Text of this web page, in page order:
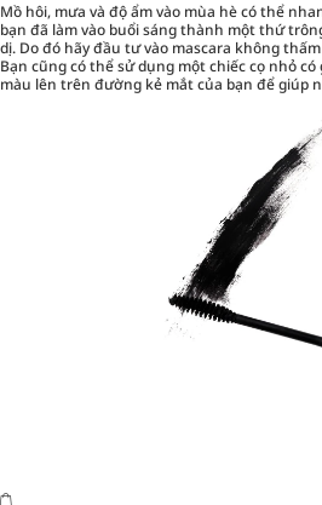
Mồ hôi, mưa và độ ẩm vào mùa hè có thể
bạn đã làm vào buổi sáng thành một thứ
dị. Do đó hãy đầu tư vào mascara không
Bạn cũng có thể sử dụng một chiếc cọ nhỏ
màu lên trên đường kẻ mắt của bạn để giúp